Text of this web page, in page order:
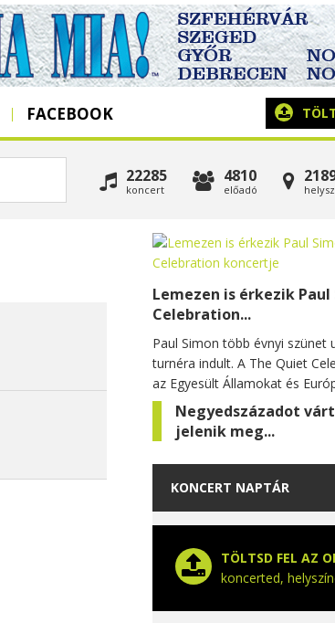
FACEBOOK
22285
koncert
4810
előadó
Lemezen is érkezik
Celebration...
Paul Simon több évnyi szünet
turnéra indult. A The Quiet
az Egyesült Államokat és
Negyedszázadot
jelenik meg...
KONCERT NAPTÁR
TÖLTSD FEL AZ
koncerted,